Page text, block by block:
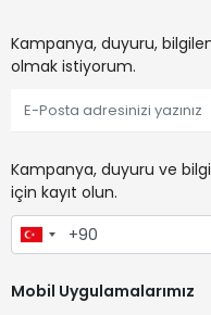
Kampanya, duyuru,
olmak istiyorum.
Kampanya, duyuru ve
için kayıt olun.
Mobil Uygulamalarımız